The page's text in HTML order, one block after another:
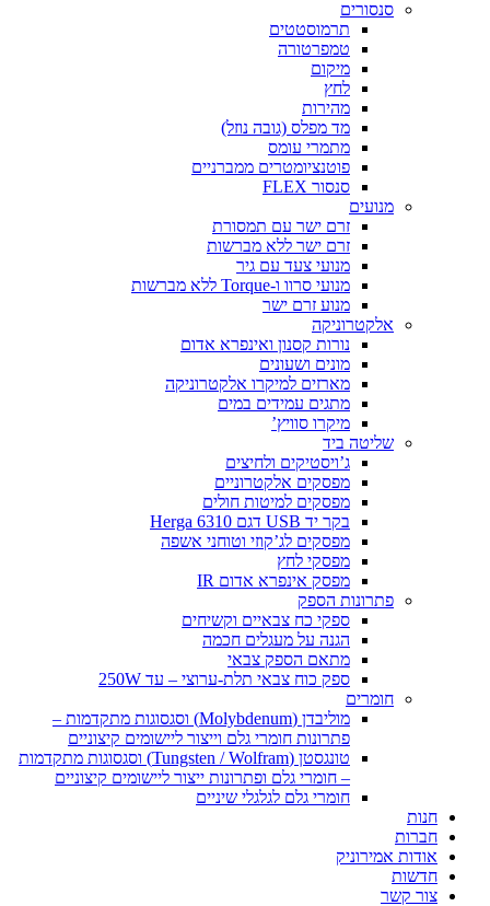
סנסורים
תרמוסטטים
טמפרטורה
מיקום
לחץ
מהירות
מד מפלס (גובה נוזל)
מתמרי עומס
פוטנציומטרים ממברניים
סנסור FLEX
מנועים
זרם ישר עם תמסורת
זרם ישר ללא מברשות
מנועי צעד עם גיר
מנועי סרוו ו-Torque ללא מברשות
מנוע זרם ישר
אלקטרוניקה
נורות קסנון ואינפרא אדום
מונים ושעונים
מארזים למיקרו אלקטרוניקה
מתגים עמידים במים
מיקרו סוויץ’
שליטה ביד
ג’ויסטיקים ולחיצים
מפסקים אלקטרוניים
מפסקים למיטות חולים
בקר יד USB דגם Herga 6310
מפסקים לג’קוזי וטוחני אשפה
מפסקי לחץ
מפסק אינפרא אדום IR
פתרונות הספק
ספקי כח צבאיים וקשיחים
הגנה על מעגלים חכמה
מתאם הספק צבאי
ספק כוח צבאי תלת-ערוצי – עד 250W
חומרים
מוליבדן (Molybdenum) וסגסוגות מתקדמות –
פתרונות חומרי גלם וייצור ליישומים קיצוניים
טונגסטן (Tungsten / Wolfram) וסגסוגות מתקדמות
– חומרי גלם ופתרונות ייצור ליישומים קיצוניים
חומרי גלם לגלגלי שיניים
חנות
חברות
אודות אמירוניק
חדשות
צור קשר